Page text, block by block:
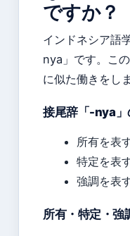
ですか？
インドネシア語
nya」です。こ
に似た働きをしま
接尾辞「-nya」
所有を表
特定を表
強調を表
所有・特定・強